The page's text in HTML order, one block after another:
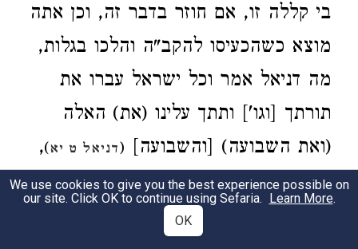
בי קללה זו, אם חוזר בדבר זה, וכן אתה
מוצא כשהכעיסו להקב"ה והלכו בגלות,
מה דניאל אמר וכל ישראל עברו את
תורתך [וגו'] ותתך עלינו (את) האלה
(ואת השבועה) [והשבועה] (דניאל ט יא)
,
ואין אלה אלא קללה, שנאמר והיתה
במדבר ה כז
We use cookies to give you the best experience possible on
our site. Click OK to continue using Sefaria. Learn More.
OK